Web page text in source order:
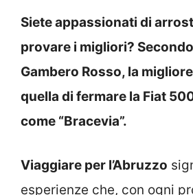
Siete appassionati di
provare i migliori?
Gambero Rosso, la
quella di fermare la Fiat
come “Bracevia”.
Viaggiare per l’Abruzzo
esperienze che, con ogni